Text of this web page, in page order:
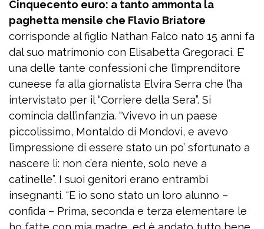
Cinquecento euro: a tanto ammonta la
paghetta mensile che Flavio Briatore
corrisponde al figlio Nathan Falco nato 15 anni fa
dal suo matrimonio con Elisabetta Gregoraci. E’
una delle tante confessioni che l’imprenditore
cuneese fa alla giornalista Elvira Serra che l’ha
intervistato per il “Corriere della Sera”. Si
comincia dall’infanzia. “Vivevo in un paese
piccolissimo, Montaldo di Mondovì, e avevo
l’impressione di essere stato un po’ sfortunato a
nascere lì: non c’era niente, solo neve a
catinelle”. I suoi genitori erano entrambi
insegnanti. “E io sono stato un loro alunno –
confida – Prima, seconda e terza elementare le